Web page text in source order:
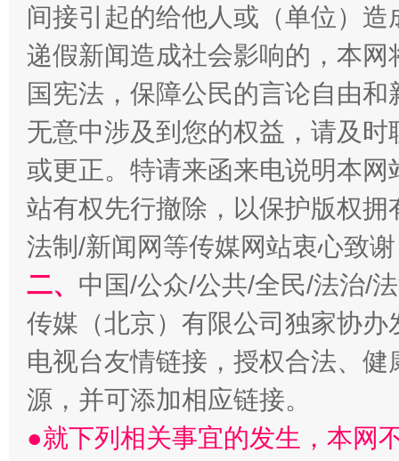
千年窑火 生生不息 一
揭开“小金库”的免责幌子
间接引起的给他人或（单位）
递假新闻造成社会影响的，本
国宪法，保障公民的言论自由
无意中涉及到您的权益，请及
或更正。特请来函来电说明本
站有权先行撤除，以保护版权
法制/新闻网等传媒网站衷心致
二、 中国/公众/公共/全民/法治/
传媒（北京）有限公司独家协
电视台友情链接，授权合法、
源，并可添加相应链接。
●就下列相关事宜的发生，本网